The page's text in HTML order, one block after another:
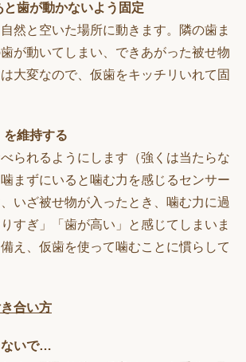
と歯が動かないよう固定
然と空いた場所に動きます。隣の歯ま
が動いてしまい、できあがった被せ物
大変なので、仮歯をキッチリいれて固
を維持する
られるようにします（強くは当たらな
まずにいると噛む力を感じるセンサー
、いざ被せ物が入ったとき、噛む力に過
すぎ」「歯が高い」と感じてしまいま
え、仮歯を使って噛むことに慣らして
合い方
ないで…